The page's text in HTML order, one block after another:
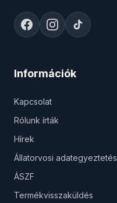
Információk
Kapcsolat
Rólunk írták
Hírek
Állatorvosi adategyeztetés
ÁSZF
Termékvisszaküldés